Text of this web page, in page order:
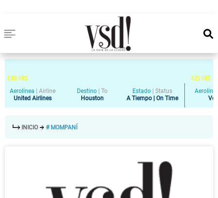
5:00HRS 4:21 HRS
Aerolinea
Airline
United Airlines
Destino
To
Houston
Estado
Status
A Tiempo | On Time
INICIO # MOMPANÍ